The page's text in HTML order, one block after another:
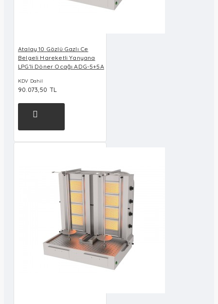
Atalay 10 Gözlü Gazlı Ce
Belgeli Hareketli Yanyana
LPG'li Döner Ocağı ADG-5+5A
KDV Dahil
90.073,50 TL